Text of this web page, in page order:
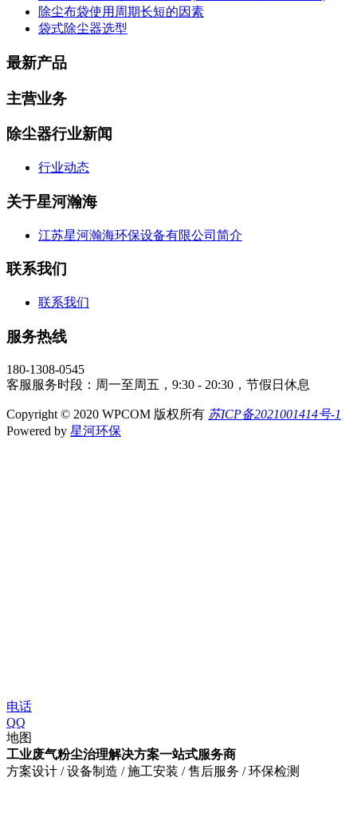
除尘布袋使用周期长短的因素
袋式除尘器选型
最新产品
主营业务
除尘器行业新闻
行业动态
关于星河瀚海
江苏星河瀚海环保设备有限公司简介
联系我们
联系我们
服务热线
180-1308-0545
客服服务时段：周一至周五，9:30 - 20:30，节假日休息
Copyright © 2020 WPCOM 版权所有 苏ICP备2021001414号-1
Powered by 星河环保
电话
QQ
地图
工业废气粉尘治理解决方案一站式服务商
方案设计 / 设备制造 / 施工安装 / 售后服务 / 环保检测